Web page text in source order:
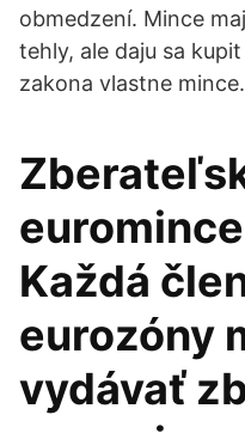
obmedzení. Mince
tehly, ale daju sa
zakona vlastne mince.
Každá
eurozóny
vydávať